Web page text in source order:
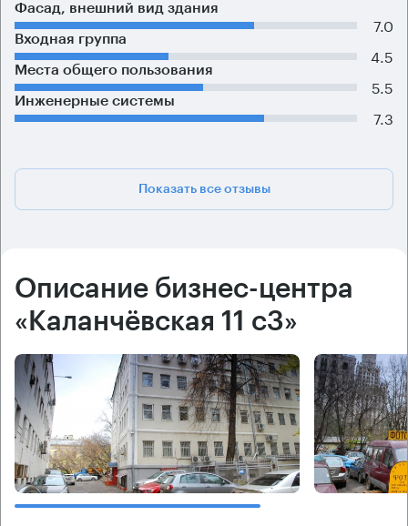
Фасад, внешний вид здания
7.0
Входная группа
4.5
Места общего пользования
5.5
Инженерные системы
7.3
Показать все отзывы
Описание бизнес-центра
«Каланчёвская 11 с3»